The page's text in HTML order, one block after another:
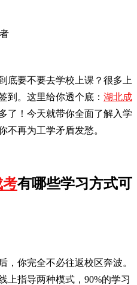
底要不要去学校上课？很多上
到。这里给你透个底： 湖北成
了！今天就带你全面了解入学
不再为工学矛盾发愁。
考有哪些学习方式可
，你完全不必往返校区奔波。
上指导两种模式，90%的学习